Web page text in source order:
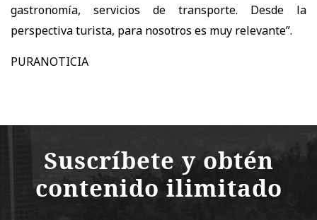
gastronomía, servicios de transporte. Desde la
perspectiva turista, para nosotros es muy relevante”.
PURANOTICIA